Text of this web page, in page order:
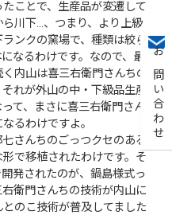
お問い合わせ
ことで、生産品が変遷して
川下…、つまり、より上級
ンクの窯場で、種類は絞ら
なるわけです。なので、最
内山は喜三右衛門さんちの
れが外山の中・下級品生産
て、まさに喜三右衛門さん
るわけですよ。
さんちのごっつクセのある
で移植されたわけです。そ
発されたのが、鍋島様式っ
衛門さんちの技術が内山に
のこ技術が普及してました